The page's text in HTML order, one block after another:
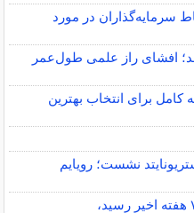
سرمایه‌گذاران در مورد
جهان ۱۲۵ ساله شد؛ افشای راز علمی طول‌عمر
برای انتخاب بهترین
نشست؛ رویایم